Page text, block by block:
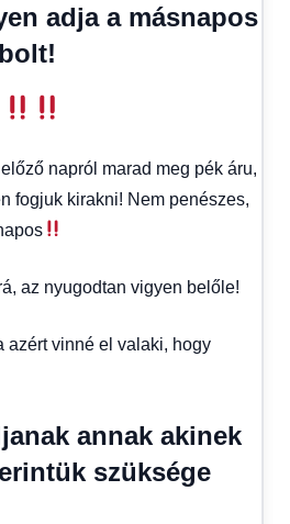
adja a másnapos
napról marad meg pék áru,
fogjuk kirakni! Nem penészes,
az nyugodtan vigyen belőle!
azért vinné el valaki, hogy
annak akinek
szüksége